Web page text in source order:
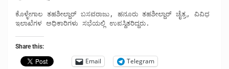
ಕೊಳ್ಳೇಗಾಲ ತಹಶೀಲ್ದಾರ್ ಬಸವರಾಜು, ಹನೂರು ತಹಶೀಲ್ದಾರ್ ಚೈತ್ರ, ವಿವಿಧ
ಇಲಾಖೆಗಳ ಅಧಿಕಾರಿಗಳು ಸಭೆಯಲ್ಲಿ ಉಪಸ್ಥಿತರಿದ್ದರು.
Share this:
Email
Telegram